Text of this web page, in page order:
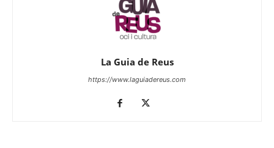
La Guia de Reus
https://www.laguiadereus.com